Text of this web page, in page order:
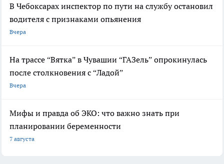
В Чебоксарах инспектор по пути на службу остановил
водителя с признаками опьянения
Вчера
На трассе “Вятка” в Чувашии “ГАЗель” опрокинулась
после столкновения с “Ладой”
Вчера
Мифы и правда об ЭКО: что важно знать при
планировании беременности
7 августа